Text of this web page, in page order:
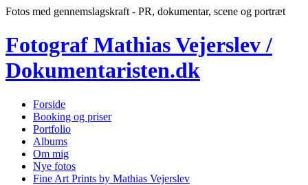
Fotos med gennemslagskraft - PR, dokumentar, scene og portræt
Fotograf Mathias Vejerslev /
Dokumentaristen.dk
Forside
Booking og priser
Portfolio
Albums
Om mig
Nye fotos
Fine Art Prints by Mathias Vejerslev